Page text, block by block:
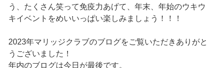
う、たくさん笑って免疫力あげて、年末、年始のウキウ
キイベントをめいいっぱい楽しみましょう！！！
2023年マリッジクラブのブログをご覧いただきありがと
うございました！
年内のブログは今日が最後です。